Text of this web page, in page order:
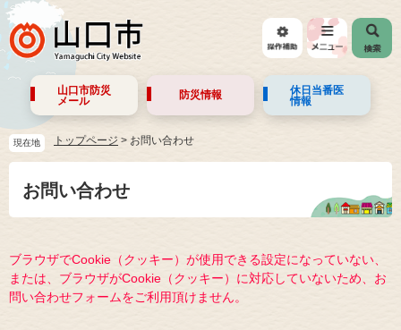
山口市防災
メール
防災情報
休日当番医
情報
現在地 トップページ > お問い合わせ
お問い合わせ
ブラウザでCookie（クッキー）が使用できる設定になっていない、
または、ブラウザがCookie（クッキー）に対応していないため、お
問い合わせフォームをご利用頂けません。